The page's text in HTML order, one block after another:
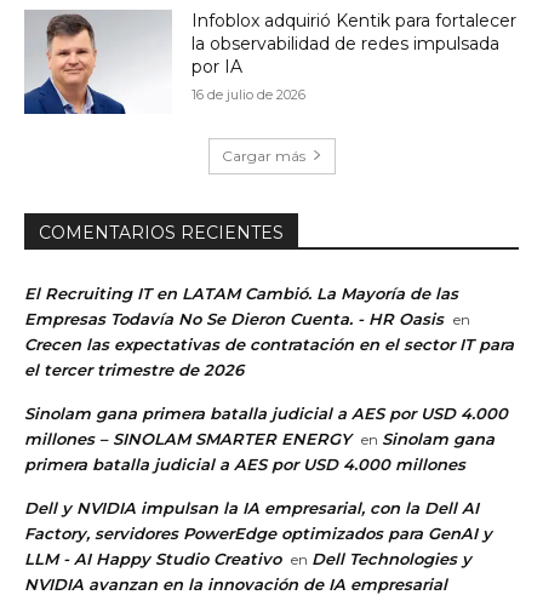
Infoblox adquirió Kentik para fortalecer
la observabilidad de redes impulsada
por IA
16 de julio de 2026
Cargar más
COMENTARIOS RECIENTES
El Recruiting IT en LATAM Cambió. La Mayoría de las
Empresas Todavía No Se Dieron Cuenta. - HR Oasis en
Crecen las expectativas de contratación en el sector IT para
el tercer trimestre de 2026
Sinolam gana primera batalla judicial a AES por USD 4.000
millones – SINOLAM SMARTER ENERGY en Sinolam gana
primera batalla judicial a AES por USD 4.000 millones
Dell y NVIDIA impulsan la IA empresarial, con la Dell AI
Factory, servidores PowerEdge optimizados para GenAI y
LLM - AI Happy Studio Creativo en Dell Technologies y
NVIDIA avanzan en la innovación de IA empresarial